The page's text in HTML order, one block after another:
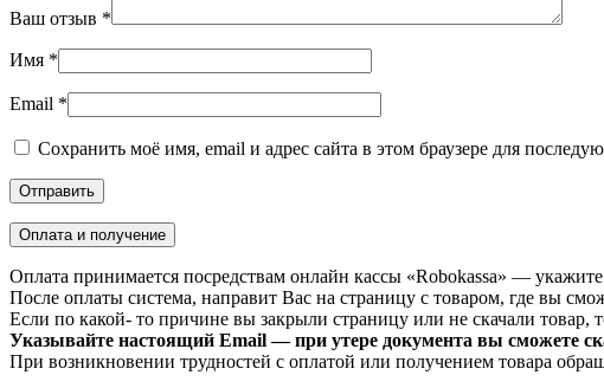
Ваш отзыв *
Имя *
Email *
Сохранить моё имя, email и адрес сайта в этом браузере для
Оплата и получение
Оплата принимается посредствам онлайн кассы «Robokassa» —
После оплаты система, направит Вас на страницу с товаром, где вы
Если по какой- то причине вы закрыли страницу или не скачали товар,
Указывайте настоящий Email — при утере документа вы сможете
При возникновении трудностей с оплатой или получением товара